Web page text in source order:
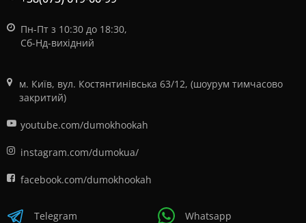
Пн-Пт з 10:30 до 18:30,
Сб-Нд-вихідний
м. Київ, вул. Костянтинівська 63/12, (шоурум тимчасово
закритий)
youtube.com/dumokhookah
instagram.com/dumokua/
facebook.com/dumokhookah
Telegram Whatsapp